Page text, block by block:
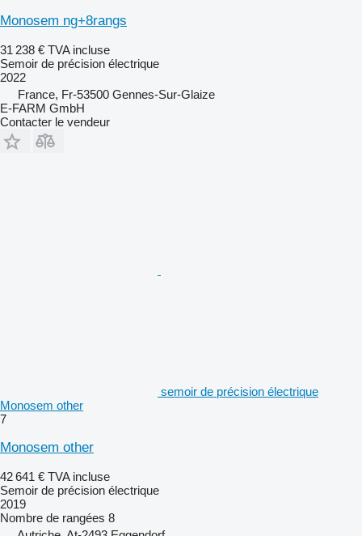
Monosem ng+8rangs
31 238 € TVA incluse
Semoir de précision électrique
2022
France, Fr-53500 Gennes-Sur-Glaize
E-FARM GmbH
Contacter le vendeur
semoir de précision électrique
Monosem other
7
Monosem other
42 641 € TVA incluse
Semoir de précision électrique
2019
Nombre de rangées 8